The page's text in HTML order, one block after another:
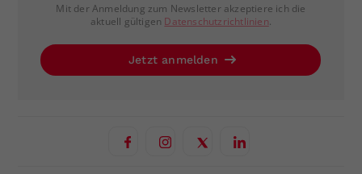
Mit der Anmeldung zum Newsletter akzeptiere ich die
aktuell gültigen Datenschutzrichtlinien.
Jetzt anmelden